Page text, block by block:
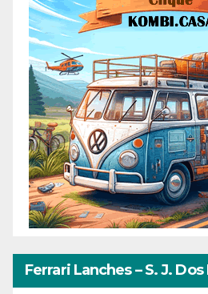
Ferrari Lanches – S. J.